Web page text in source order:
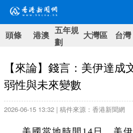
頭條 港澳 五年規
劃
大灣區 台灣
【來論】錢言：美伊達
弱性與未來變數
2026-06-15 13:32 | 稿件來源：香港新聞網